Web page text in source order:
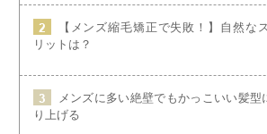
【メンズ縮毛矯正で失敗！】自然な
リットは？
メンズに多い絶壁でもかっこいい髪型
り上げる